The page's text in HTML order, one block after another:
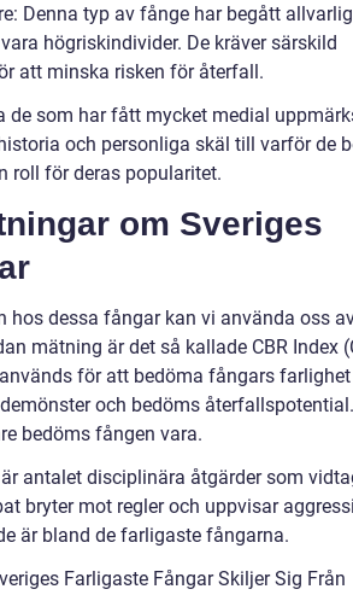
Denna typ av fånge har begått
högriskindivider. De kräver särskild
att minska risken för återfall.
som har fått mycket medial
och personliga skäl till varför de
roll för deras popularitet.
om Sveriges
hos dessa fångar kan vi använda oss
mätning är det så kallade CBR Index
för att bedöma fångars
och bedöms
bedöms fången vara.
antalet disciplinära åtgärder som
bryter mot regler och uppvisar
är bland de farligaste fångarna.
Farligaste Fångar Skiljer Sig Från